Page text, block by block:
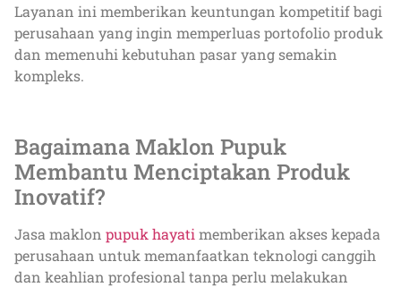
Layanan ini memberikan keuntungan kompetitif bagi
perusahaan yang ingin memperluas portofolio produk
dan memenuhi kebutuhan pasar yang semakin
kompleks.
Bagaimana Maklon Pupuk
Membantu Menciptakan Produk
Inovatif?
Jasa maklon pupuk hayati memberikan akses kepada
perusahaan untuk memanfaatkan teknologi canggih
dan keahlian profesional tanpa perlu melakukan